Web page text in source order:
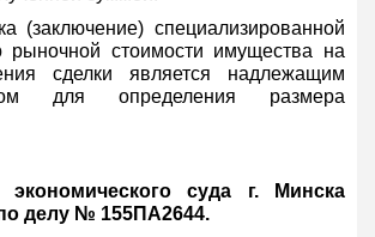
(заключение) специализированной
рыночной стоимости имущества на
сделки является надлежащим
для определения размера
суда г. Минска
делу № 155ПА2644.